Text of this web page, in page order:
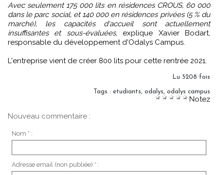
Avec seulement 175 000 lits en résidences CROUS, 60 000
dans le parc social, et 140 000 en résidences privées (5 % du
marché), les capacités d'accueil sont actuellement
insuffisantes et sous-évaluées,explique Xavier Bodart,
responsable du développement d'Odalys Campus.
L'entreprise vient de créer 800 lits pour cette rentrée 2021.
Lu 5208 fois
Tags : etudiants, odalys, odalys campus
Notez
Nouveau commentaire :
Nom * :
Adresse email (non publiée) * :